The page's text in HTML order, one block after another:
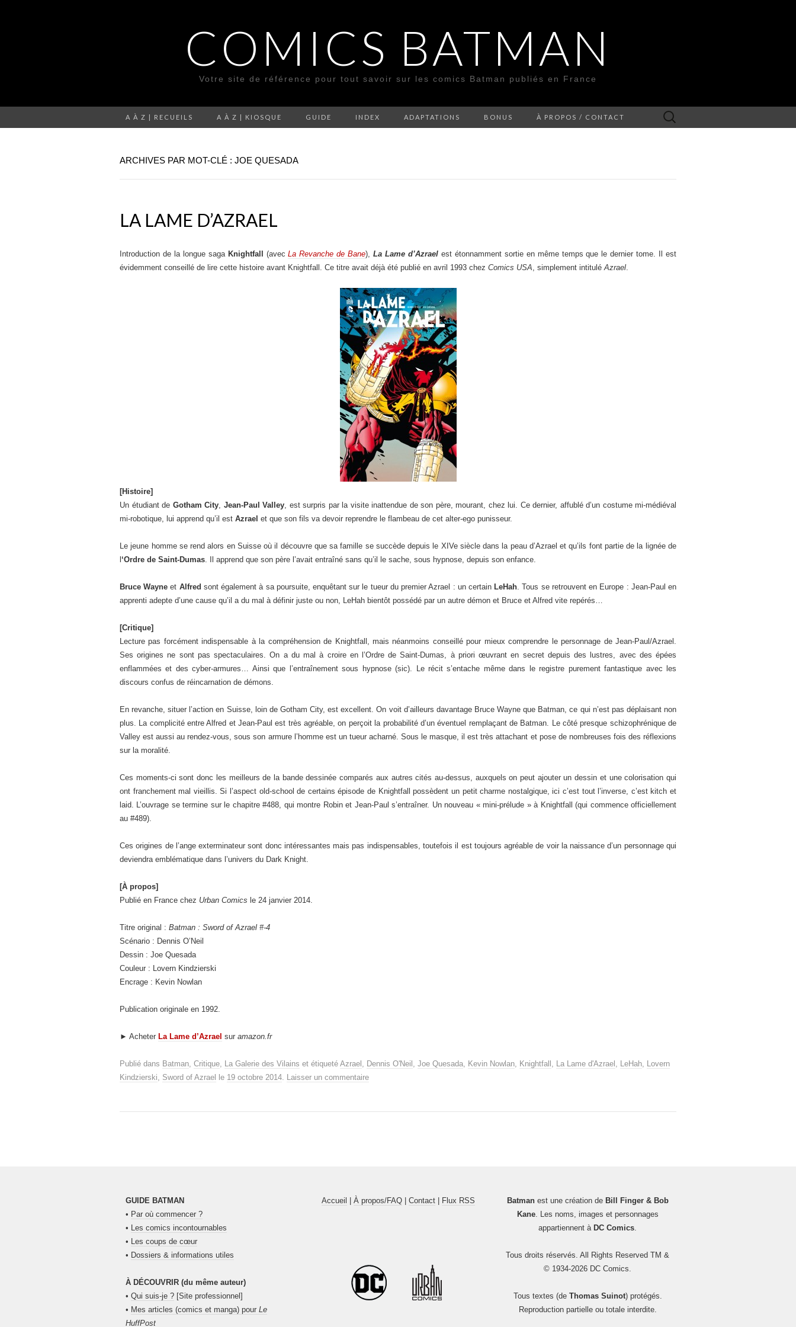
COMICS BATMAN
Votre site de référence pour tout savoir sur les comics Batman publiés en France
A À Z | RECUEILS A À Z | KIOSQUE GUIDE INDEX ADAPTATIONS BONUS À PROPOS / CONTACT Rechercher :
ARCHIVES PAR MOT-CLÉ : JOE QUESADA
LA LAME D’AZRAEL
Introduction de la longue saga Knightfall (avecLa Revanche de Bane),La Lame d’Azraelest étonnamment sortie en même temps que le dernier tome. Il est
évidemment conseillé de lire cette histoire avant Knightfall. Ce titre avait déjà été publié en avril 1993 chez Comics USA, simplement intituléAzrael.
[Histoire]
Un étudiant de Gotham City, Jean-Paul Valley, est surpris par la visite inattendue de son père, mourant, chez lui. Ce dernier, affublé d’un costume mi-médiéval
mi-robotique, lui apprend qu’il est Azrael et que son fils va devoir reprendre le flambeau de cet alter-ego punisseur.
Le jeune homme se rend alors en Suisse où il découvre que sa famille se succède depuis le XIVe siècle dans la peau d’Azrael et qu’ils font partie de la lignée de
‘Ordre de Saint-Dumas. Il apprend que son père l’avait entraîné sans qu’il le sache, sous hypnose, depuis son enfance.
Bruce Wayne et Alfred sont également à sa poursuite, enquêtant sur le tueur du premier Azrael : un certain LeHah. Tous se retrouvent en Europe : Jean-Paul en
apprenti adepte d’une cause qu’il a du mal à définir juste ou non, LeHah bientôt possédé par un autre démon et Bruce et Alfred vite repérés…
[Critique]
Lecture pas forcément indispensable à la compréhension de Knightfall, mais néanmoins conseillé pour mieux comprendre le personnage de Jean-Paul/Azrael.
Ses origines ne sont pas spectaculaires. On a du mal à croire en l’Ordre de Saint-Dumas, à priori œuvrant en secret depuis des lustres, avec des épées
enflammées et des cyber-armures… Ainsi que l’entraînement sous hypnose (sic). Le récit s’entache même dans le registre purement fantastique avec les
discours confus de réincarnation de démons.
En revanche, situer l’action en Suisse, loin de Gotham City, est excellent. On voit d’ailleurs davantage Bruce Wayne que Batman, ce qui n’est pas déplaisant non
plus. La complicité entre Alfred et Jean-Paul est très agréable, on perçoit la probabilité d’un éventuel remplaçant de Batman. Le côté presque schizophrénique de
Valley est aussi au rendez-vous, sous son armure l’homme est un tueur acharné. Sous le masque, il est très attachant et pose de nombreuses fois des réflexions
sur la moralité.
Ces moments-ci sont donc les meilleurs de la bande dessinée comparés aux autres cités au-dessus, auxquels on peut ajouter un dessin et une colorisation qui
ont franchement mal vieillis. Si l’aspect old-school de certains épisode de Knightfall possèdent un petit charme nostalgique, ici c’est tout l’inverse, c’est kitch et
laid. L’ouvrage se termine sur le chapitre #488, qui montre Robin et Jean-Paul s’entraîner. Un nouveau « mini-prélude » à Knightfall (qui commence officiellement
au #489).
Ces origines de l’ange exterminateur sont donc intéressantes mais pas indispensables, toutefois il est toujours agréable de voir la naissance d’un personnage qui
deviendra emblématique dans l’univers du Dark Knight.
[À propos]
Publié en France chez Urban Comics le 24 janvier 2014.
Titre original : Batman : Sword of Azrael #-4
Scénario : Dennis O’Neil
Dessin : Joe Quesada
Couleur : Lovern Kindzierski
Encrage : Kevin Nowlan
Publication originale en 1992.
► Acheter La Lame d’Azrael sur amazon.fr
Publié dans Batman, Critique, La Galerie des Vilains et étiqueté Azrael , Dennis O'Neil , Joe Quesada, Kevin Nowlan, Knightfall , La Lame d'Azrael , LeHah, Lovern
Kindzierski, Sword of Azrael le 19 octobre 2014. Laisser un commentaire
GUIDE BATMAN
• Par où commencer ?
• Les comics incontournables
• Les coups de cœur
• Dossiers & informations utiles
À DÉCOUVRIR (du même auteur)
• Qui suis-je ? [Site professionnel]
• Mes articles (comics et manga) pour Le
HuffPost
Accueil À propos/FAQ| Contact| Flux RSS Batmanest une création de Bill Finger & Bob
Kane. Les noms, images et personnages
appartiennent à DC Comics.
Tous droits réservés. All Rights Reserved TM &
© 1934-2026 DC Comics.
Tous textes (de Thomas Suinot) protégés.
Reproduction partielle ou totale interdite.